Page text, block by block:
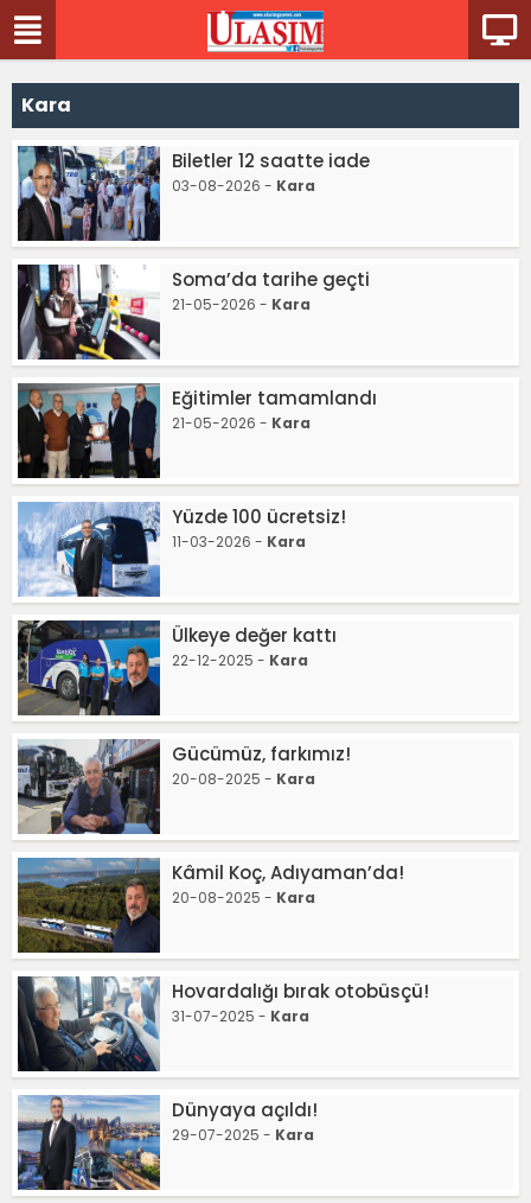
Kara
Biletler 12 saatte iade
03-08-2026 - Kara
Soma’da tarihe geçti
21-05-2026 - Kara
Eğitimler tamamlandı
21-05-2026 - Kara
Yüzde 100 ücretsiz!
11-03-2026 - Kara
Ülkeye değer kattı
22-12-2025 - Kara
Gücümüz, farkımız!
20-08-2025 - Kara
Kâmil Koç, Adıyaman’da!
20-08-2025 - Kara
Hovardalığı bırak otobüsçü!
31-07-2025 - Kara
Dünyaya açıldı!
29-07-2025 - Kara